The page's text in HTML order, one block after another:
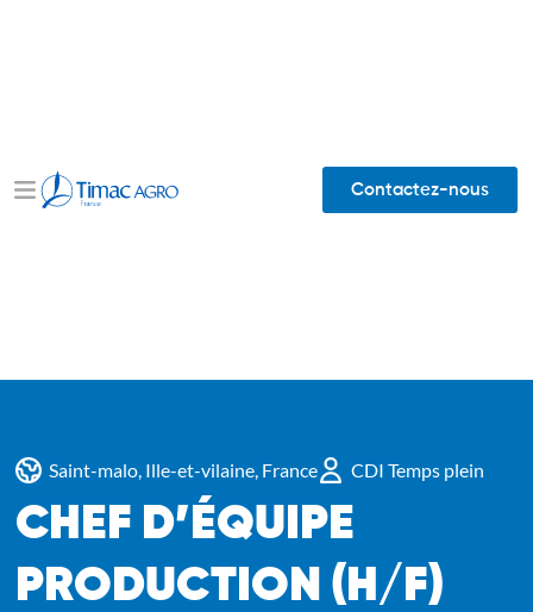
Contactez-nous
Saint-malo, Ille-et-vilaine, France CDI Temps plein
CHEF D’ÉQUIPE
PRODUCTION (H/F)